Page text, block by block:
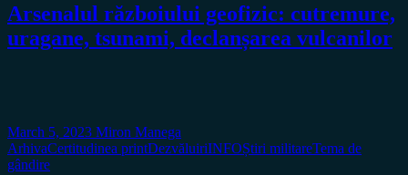
Arsenalul războiului geofizic: cutremure,
uragane, tsunami, declanșarea vulcanilor
March 5, 2023 Miron Manega
ArhivaCertitudinea printDezvăluiriINFOȘtiri militareTema de
gândire